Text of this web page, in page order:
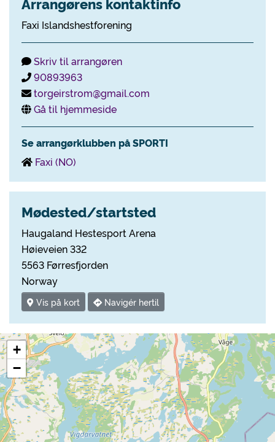
Faxi Islandshestforening
Skriv til arrangøren
90893963
torgeirstrom@gmail.com
Gå til hjemmeside
Se arrangørklubben på SPORTI
Faxi (NO)
Mødested/startsted
Haugaland Hestesport Arena
Høieveien 332
5563 Førresfjorden
Norway
Vis på kort Navigér hertil
+
−